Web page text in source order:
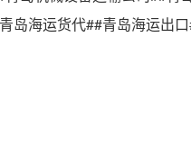
岛海运货代##青岛海运出